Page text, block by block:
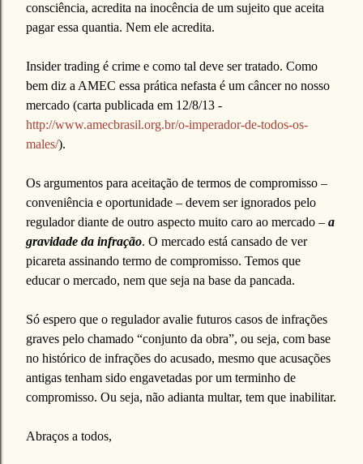
consciência, acredita na inocência de um sujeito que aceita
pagar essa quantia. Nem ele acredita.
Insider trading é crime e como tal deve ser tratado. Como
bem diz a AMEC essa prática nefasta é um câncer no nosso
mercado (carta publicada em 12/8/13 -
http://www.amecbrasil.org.br/o-imperador-de-todos-os-
males/).
Os argumentos para aceitação de termos de compromisso –
conveniência e oportunidade – devem ser ignorados pelo
regulador diante de outro aspecto muito caro ao mercado – a
gravidade da infração. O mercado está cansado de ver
picareta assinando termo de compromisso. Temos que
educar o mercado, nem que seja na base da pancada.
Só espero que o regulador avalie futuros casos de infrações
graves pelo chamado “conjunto da obra”, ou seja, com base
no histórico de infrações do acusado, mesmo que acusações
antigas tenham sido engavetadas por um terminho de
compromisso. Ou seja, não adianta multar, tem que inabilitar.
Abraços a todos,